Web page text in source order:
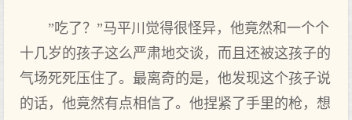
”吃了？”马平川觉得很怪异，他竟然和一个个
十几岁的孩子这么严肃地交谈，而且还被这孩子的
气场死死压住了。最离奇的是，他发现这个孩子说
的话，他竟然有点相信了。他捏紧了手里的枪，想